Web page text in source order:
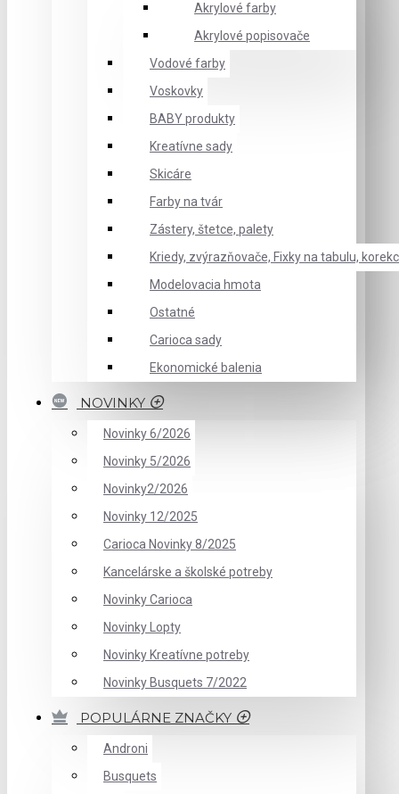
Akrylové farby
Akrylové popisovače
Vodové farby
Voskovky
BABY produkty
Kreatívne sady
Skicáre
Farby na tvár
Zástery, štetce, palety
Kriedy, zvýrazňovače, Fixky na tabulu,
Modelovacia hmota
Ostatné
Carioca sady
Ekonomické balenia
NOVINKY
Novinky 6/2026
Novinky 5/2026
Novinky2/2026
Novinky 12/2025
Carioca Novinky 8/2025
Kancelárske a školské potreby
Novinky Carioca
Novinky Lopty
Novinky Kreatívne potreby
Novinky Busquets 7/2022
POPULÁRNE ZNAČKY
Androni
Busquets